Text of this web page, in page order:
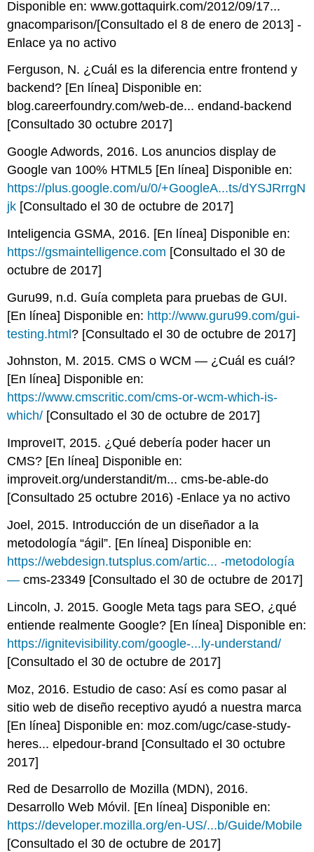
Disponible en: www.gottaquirk.com/2012/09/17...
gnacomparison/[Consultado el 8 de enero de 2013] -
Enlace ya no activo
Ferguson, N. ¿Cuál es la diferencia entre frontend y
backend? [En línea] Disponible en:
blog.careerfoundry.com/web-de... endand-backend
[Consultado 30 octubre 2017]
Google Adwords, 2016. Los anuncios display de
Google van 100% HTML5 [En línea] Disponible en:
https://plus.google.com/u/0/+GoogleA...ts/dYSJRrrgN
jk [Consultado el 30 de octubre de 2017]
Inteligencia GSMA, 2016. [En línea] Disponible en:
https://gsmaintelligence.com [Consultado el 30 de
octubre de 2017]
Guru99, n.d. Guía completa para pruebas de GUI.
[En línea] Disponible en: http://www.guru99.com/gui-
testing.html? [Consultado el 30 de octubre de 2017]
Johnston, M. 2015. CMS o WCM — ¿Cuál es cuál?
[En línea] Disponible en:
https://www.cmscritic.com/cms-or-wcm-which-is-
which/ [Consultado el 30 de octubre de 2017]
ImproveIT, 2015. ¿Qué debería poder hacer un
CMS? [En línea] Disponible en:
improveit.org/understandit/m... cms-be-able-do
[Consultado 25 octubre 2016) -Enlace ya no activo
Joel, 2015. Introducción de un diseñador a la
metodología “ágil”. [En línea] Disponible en:
https://webdesign.tutsplus.com/artic... -metodología
— cms-23349 [Consultado el 30 de octubre de 2017]
Lincoln, J. 2015. Google Meta tags para SEO, ¿qué
entiende realmente Google? [En línea] Disponible en:
https://ignitevisibility.com/google-...ly-understand/
[Consultado el 30 de octubre de 2017]
Moz, 2016. Estudio de caso: Así es como pasar al
sitio web de diseño receptivo ayudó a nuestra marca
[En línea] Disponible en: moz.com/ugc/case-study-
heres... elpedour-brand [Consultado el 30 octubre
2017]
Red de Desarrollo de Mozilla (MDN), 2016.
Desarrollo Web Móvil. [En línea] Disponible en:
https://developer.mozilla.org/en-US/...b/Guide/Mobile
[Consultado el 30 de octubre de 2017]